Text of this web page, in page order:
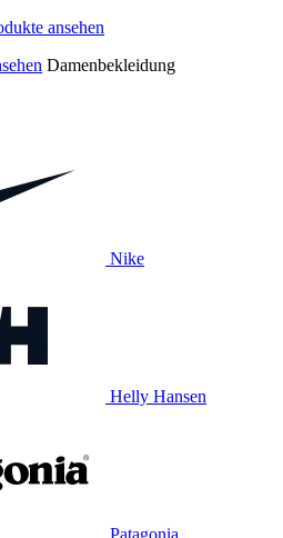
Damenbekleidung
Nike
Helly Hansen
Patagonia